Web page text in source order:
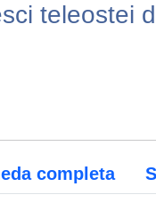
teleostei
completa